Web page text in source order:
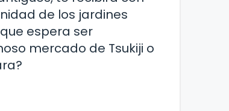
de los jardines
espera ser
mercado de Tsukiji o